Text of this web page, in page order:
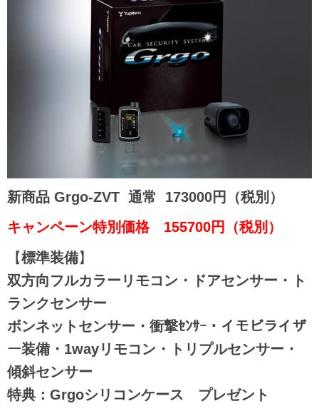
新商品 Grgo-ZVT 通常 173000円（税別）
キャンペーン特別価格 155700円（税別）
【標準装備】
双方向フルカラーリモコン・ドアセンサー・ト
ランクセンサー
ボンネットセンサー・衝撃ｾﾝｻｰ・イモビライザ
ー装備・ 1wayリモコン・トリプルセンサー・
傾斜センサー
特典：Grgoシリコンケース プレゼント